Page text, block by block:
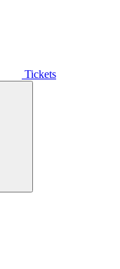
Tickets